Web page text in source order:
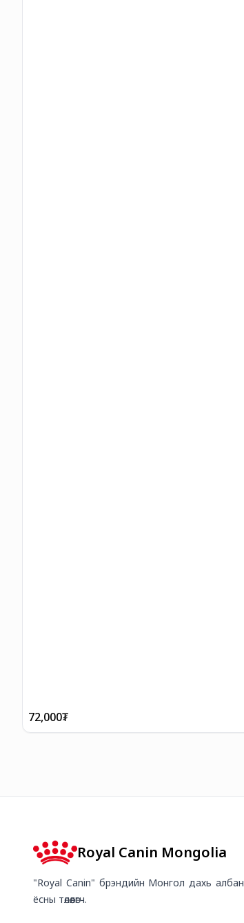
72,000₮
Royal Canin Mongolia
"Royal Canin" брэндийн Монгол дахь албан
ёсны төлөөлөгч.